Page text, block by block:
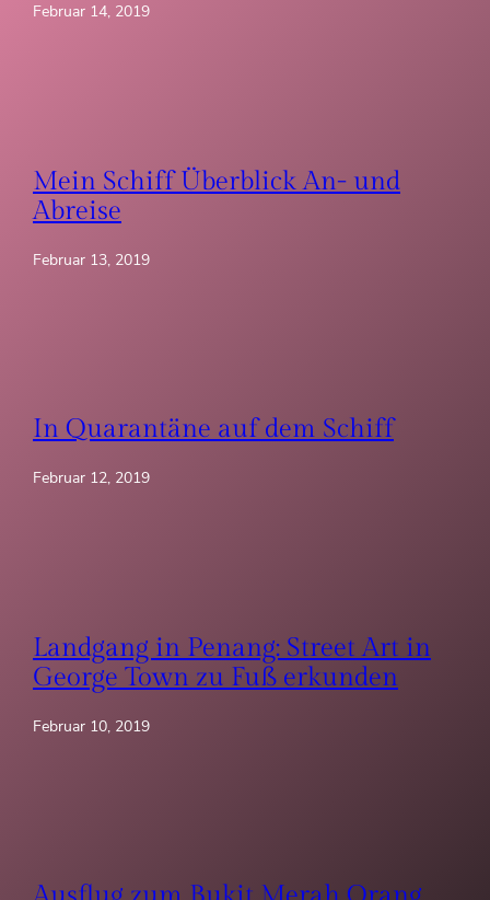
Februar 14, 2019
Mein Schiff Überblick An- und
Abreise
Februar 13, 2019
In Quarantäne auf dem Schiff
Februar 12, 2019
Landgang in Penang: Street Art in
George Town zu Fuß erkunden
Februar 10, 2019